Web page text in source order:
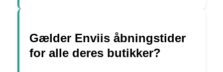
Gælder Enviis åbningstider
for alle deres butikker?